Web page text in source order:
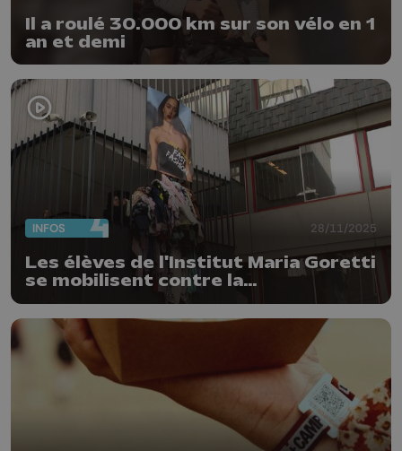
Il a roulé 30.000 km sur son vélo en 1
an et demi
INFOS 28/11/2025
Les élèves de l'Institut Maria Goretti
se mobilisent contre la
surconsommation